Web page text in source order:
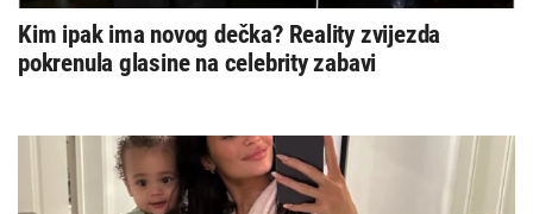
Kim ipak ima novog dečka? Reality zvijezda
pokrenula glasine na celebrity zabavi